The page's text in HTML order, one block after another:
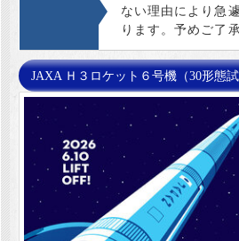
ない理由により急
ります。予めご了
JAXA Ｈ３ロケット６号機（30形態